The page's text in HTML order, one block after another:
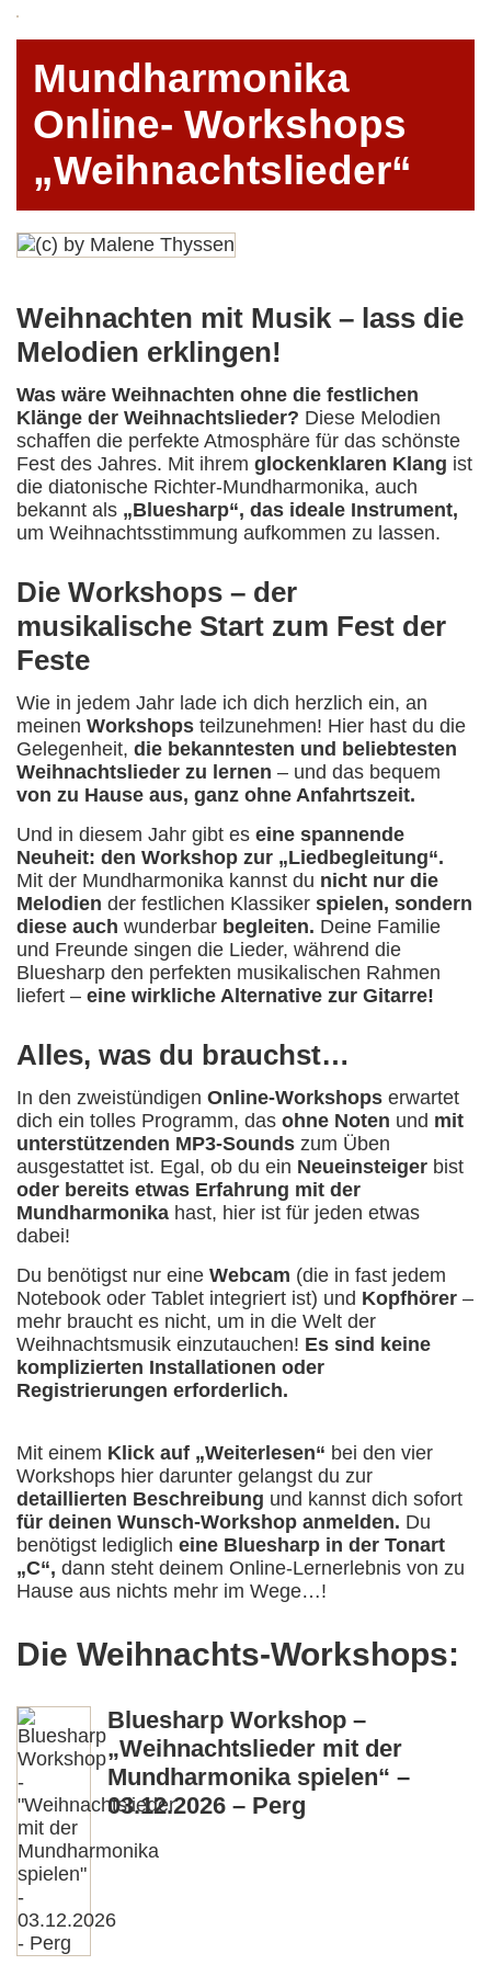
Mundharmonika
Online- Workshops
„Weihnachtslieder“
Weihnachten mit Musik – lass die
Melodien erklingen!
Was wäre Weihnachten ohne die festlichen
Klänge der Weihnachtslieder? Diese Melodien
schaffen die perfekte Atmosphäre für das schönste
Fest des Jahres. Mit ihrem glockenklaren Klang ist
die diatonische Richter-Mundharmonika, auch
bekannt als „Bluesharp“, das ideale Instrument,
um Weihnachtsstimmung aufkommen zu lassen.
Die Workshops – der
musikalische Start zum Fest der
Feste
Wie in jedem Jahr lade ich dich herzlich ein, an
meinen Workshops teilzunehmen! Hier hast du die
Gelegenheit, die bekanntesten und beliebtesten
Weihnachtslieder zu lernen – und das bequem
von zu Hause aus, ganz ohne Anfahrtszeit.
Und in diesem Jahr gibt es eine spannende
Neuheit: den Workshop zur „Liedbegleitung“.
Mit der Mundharmonika kannst du nicht nur die
Melodien der festlichen Klassiker spielen, sondern
diese auch wunderbar begleiten. Deine Familie
und Freunde singen die Lieder, während die
Bluesharp den perfekten musikalischen Rahmen
liefert – eine wirkliche Alternative zur Gitarre!
Alles, was du brauchst…
In den zweistündigen Online-Workshops erwartet
dich ein tolles Programm, das ohne Noten und mit
unterstützenden MP3-Sounds zum Üben
ausgestattet ist. Egal, ob du ein Neueinsteiger bist
oder bereits etwas Erfahrung mit der
Mundharmonika hast, hier ist für jeden etwas
dabei!
Du benötigst nur eine Webcam (die in fast jedem
Notebook oder Tablet integriert ist) und Kopfhörer –
mehr braucht es nicht, um in die Welt der
Weihnachtsmusik einzutauchen! Es sind keine
komplizierten Installationen oder
Registrierungen erforderlich.
Mit einem Klick auf „Weiterlesen“ bei den vier
Workshops hier darunter gelangst du zur
detaillierten Beschreibung und kannst dich sofort
für deinen Wunsch-Workshop anmelden. Du
benötigst lediglich eine Bluesharp in der Tonart
„C“, dann steht deinem Online-Lernerlebnis von zu
Hause aus nichts mehr im Wege…!
Die Weihnachts-Workshops:
Bluesharp Workshop –
„Weihnachtslieder mit der
Mundharmonika spielen“ –
03.12.2026 – Perg